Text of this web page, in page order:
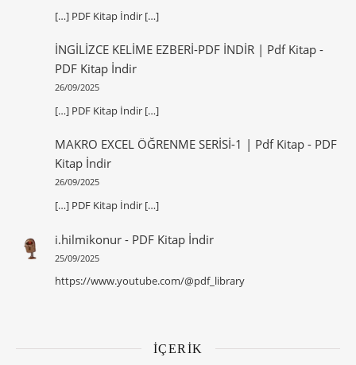
[…] PDF Kitap İndir […]
İNGİLİZCE KELİME EZBERİ-PDF İNDİR | Pdf Kitap-
PDF Kitap İndir
26/09/2025
[…] PDF Kitap İndir […]
MAKRO EXCEL ÖĞRENME SERİSİ-1 | Pdf Kitap- PDF
Kitap İndir
26/09/2025
[…] PDF Kitap İndir […]
i.hilmikonur- PDF Kitap İndir
25/09/2025
https://www.youtube.com/@pdf_library
İÇERİK